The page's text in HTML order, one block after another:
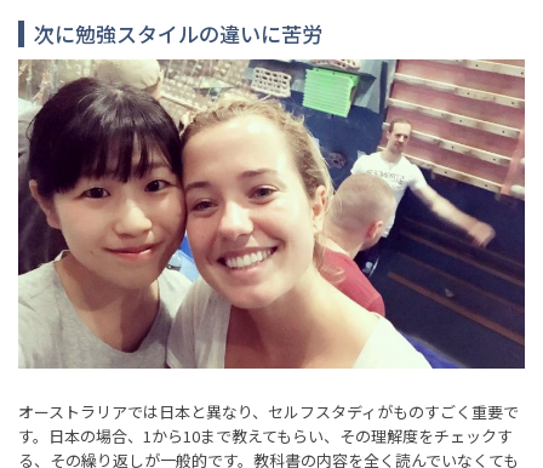
次に勉強スタイルの違いに苦労
オーストラリアでは日本と異なり、セルフスタディがものすごく重要で
す。日本の場合、1から10まで教えてもらい、その理解度をチェックす
る、その繰り返しが一般的です。教科書の内容を全く読んでいなくても